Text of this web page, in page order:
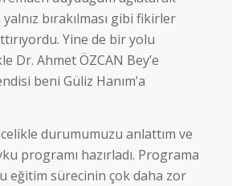
bırakılması gibi fikirler
Yine de bir yolu
Dr. Ahmet ÖZCAN Bey’e
beni Güliz Hanım’a
durumumuzu anlattım ve
programı hazırladı. Programa
eğitim sürecinin çok daha zor